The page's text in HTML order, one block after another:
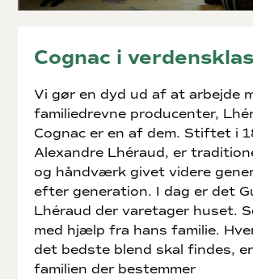
Cognac i
Vi gør en dyd ud af at arbejde
familiedrevne producenter,
Cognac er en af dem. Stiftet i
Alexandre Lhéraud, er
og håndværk givet videre
efter generation. I dag er det
Lhéraud der varetager huset.
med hjælp fra hans familie.
det bedste blend skal findes,
familien der bestemmer